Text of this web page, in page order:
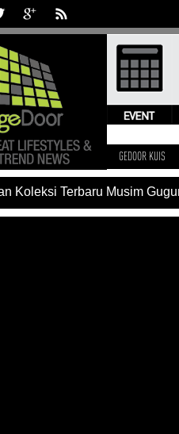
GEDOOR KUIS
Terbaru Musim Gugur